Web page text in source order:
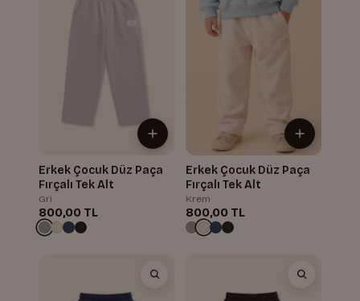
Erkek Çocuk Düz Paça
Fırçalı Tek Alt
Gri
800,00 TL
Erkek Çocuk Düz Paça
Fırçalı Tek Alt
Krem
800,00 TL